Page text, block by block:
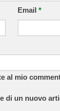
Email*
al mio
di un nuovo